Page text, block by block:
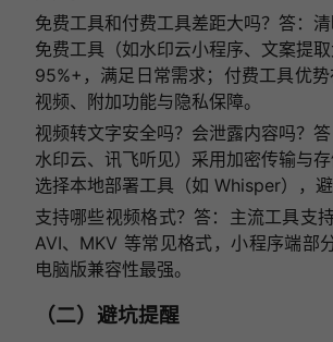
免费工具和付费工具差距大吗？答：
免费工具（如水印云小程序、文案提
95%+，满足日常需求；付费工具优
视频、附加功能与隐私保障。
视频转文字安全吗？会泄露内容吗？
水印云、讯飞听见）采用加密传输与
选择本地部署工具（如 Whisper），避
支持哪些视频格式？答：主流工具支
AVI、MKV 等常见格式，小程序端部
电脑版兼容性最强。
（二）避坑提醒